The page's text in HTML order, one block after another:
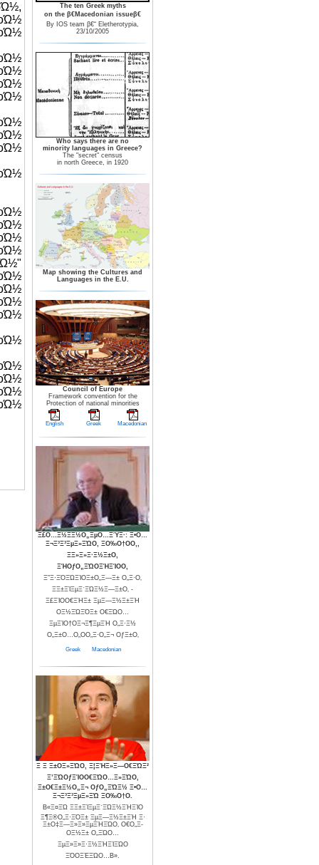
The ten Greek myths
on the β€Macedonian issueβ€
By IOS team β€“ Eletherotypia,
23/10/2005
Who says there are no
minority languages in Greece?
The "secret" census
in north Greece, in 1920
Map showing the Cultures and
Languages in the E.U.
Council of Europe
Framework convention for the
Protection of national minorities
English Greek Macedonian
Ξ£Ο…Ξ½Ξ­Ξ½Ο„ΞµΟ…ΞΎΞ·: Ξ•Ο…
Ξ¬Ξ³Ξ³ΞµΞ»ΞΏΟ‚ ΞΟ‰Ο†ΟΟ‚,
ΞΞ»Ξ»Ξ·Ξ½Ξ±Ο‚
ΞΉΟƒΟ„ΞΏΟΞΉΞΊΟΟ‚
Ξ”Ξ·ΞΌΞΏΞΊΟΞ±Ο„Ξ―Ξ± Ο„Ξ·Ο‚
ΞΞ±ΞΊΞµΞ΄ΞΏΞ½Ξ―Ξ±Ο‚ -
Ξ£ΞΊΟΟ€ΞΉΞ± ΞµΞ―Ξ½Ξ±ΞΉ
ΟΞ½ΞΏΞΌΞ± Ο€ΞΏΟ…
ΞµΞΊΟ†ΟΞ¬Ξ¶ΞµΞΉ Ο„Ξ·Ξ½
Ο„Ξ±Ο…Ο„ΟΟ„Ξ·Ο„Ξ¬ ΟƒΞ±Ο‚
Greek Macedonian
Ξ Ξ Ξ±ΟΞ»ΞΏΟ‚ Ξ¦ΞΉΞ»Ξ―Ο€ΞΏΞ²
Ξ’ΞΏΟƒΞΊΟΟ€ΞΏΟ…Ξ»ΞΏΟ‚
Ξ±Ο€Ξ±Ξ½Ο„Ξ¬ ΟƒΟ„ΞΏΞ½ Ξ•Ο…
Ξ¬Ξ³Ξ³ΞµΞ»ΞΏ ΞΟ‰Ο†Ο.
Β«Ξ¤ΞΏ ΞΞ±ΞΊΞµΞ΄ΞΏΞ½ΞΉΞΊΟ
Ξ¶Ξ®Ο„Ξ·ΞΌΞ± ΞµΞ―Ξ½Ξ±ΞΉ Ξ·
Ξ±Ο‡Ξ―Ξ»Ξ»ΞµΞΉΞΏΟ‚ Ο€Ο„Ξ­
ΟΞ½Ξ± Ο„ΞΏΟ…
ΞµΞ»Ξ»Ξ·Ξ½ΞΉΞΊΞΏΟ
ΞΌΟΞΈΞΏΟ…Β».